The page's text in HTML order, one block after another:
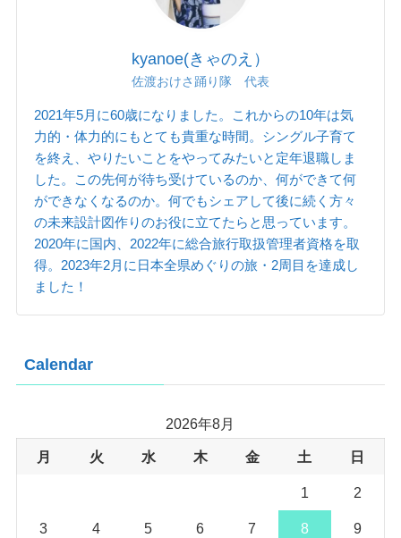
kyanoe(きゃのえ）
佐渡おけさ踊り隊 代表
2021年5月に60歳になりました。これからの10年は気
力的・体力的にもとても貴重な時間。シングル子育て
を終え、やりたいことをやってみたいと定年退職しま
した。この先何が待ち受けているのか、何ができて何
ができなくなるのか。何でもシェアして後に続く方々
の未来設計図作りのお役に立てたらと思っています。
2020年に国内、2022年に総合旅行取扱管理者資格を取
得。2023年2月に日本全県めぐりの旅・2周目を達成し
ました！
Calendar
2026年8月
月 火 水 木 金 土 日
1 2
3 4 5 6 7 8 9